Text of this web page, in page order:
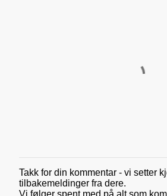
L
e
Takk for din kommentar - vi setter
tilbakemeldinger fra dere.
Vi følger spent med på alt som